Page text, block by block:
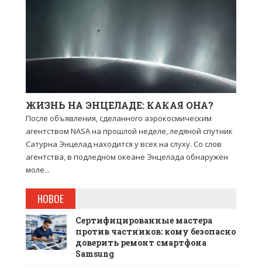
ЖИЗНЬ НА ЭНЦЕЛАДЕ: КАКАЯ ОНА?
После объявления, сделанного аэрокосмическим
агентством NASA на прошлой неделе, ледяной спутник
Сатурна Энцелад находится у всех на слуху. Со слов
агентства, в подледном океане Энцелада обнаружен
моле...
НОВОЕ
Сертифицированные мастера
против частников: кому безопасно
доверить ремонт смартфона
Samsung